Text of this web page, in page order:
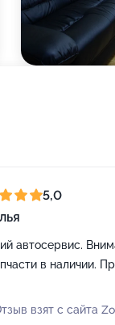
5,0
автосервис.
в наличии.
взят с сайта